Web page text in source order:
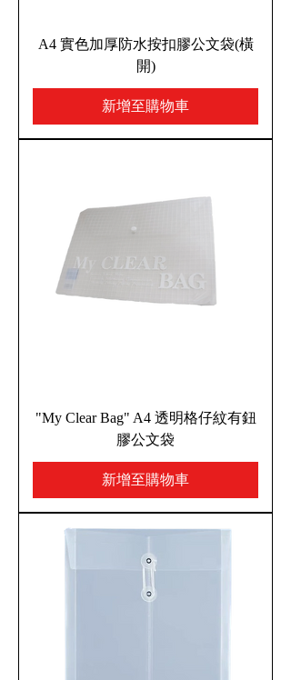
A4 實色加厚防水按扣膠公文袋(橫
開)
新增至購物車
"My Clear Bag" A4 透明格仔紋有鈕
膠公文袋
新增至購物車